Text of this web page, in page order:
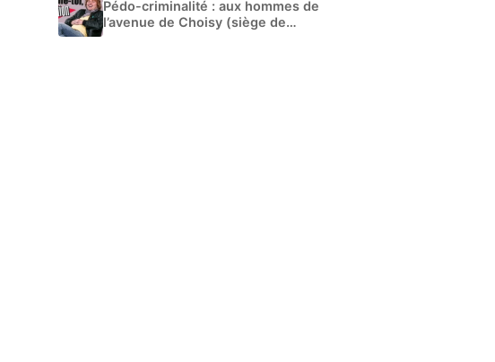
Pédo-criminalité : aux hommes de
l’avenue de Choisy (siège de